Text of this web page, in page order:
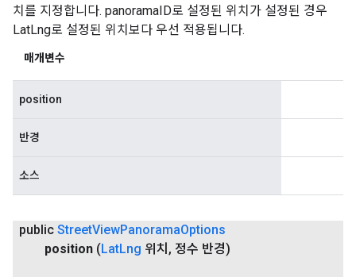
치를 지정합니다. panoramaID로 설정된 위치가 설정된 경우
LatLng로 설정된 위치보다 우선 적용됩니다.
매개변수
position
반경
소스
public StreetViewPanoramaOptions
position (LatLng 위치 , 정수 반경)